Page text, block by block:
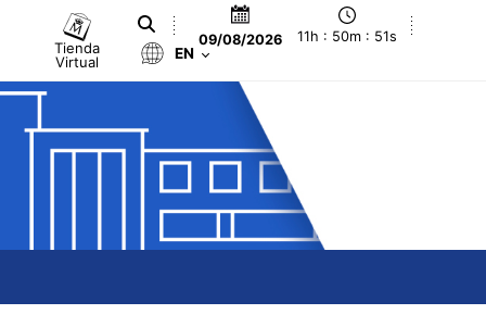
Tienda
Virtual
09/08/2026 11h : 50m : 52s
EN